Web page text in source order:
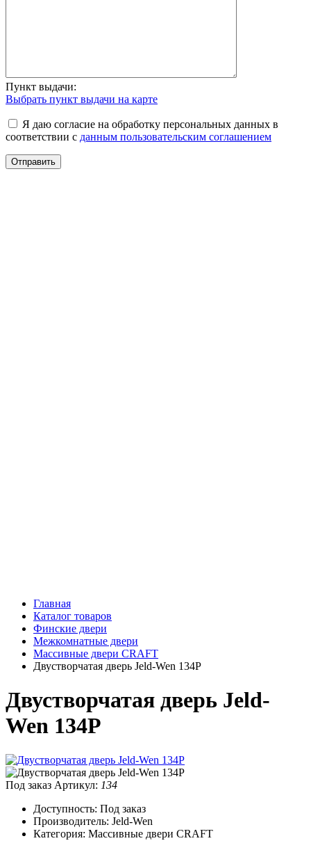
Пункт выдачи:
Выбрать пункт выдачи на карте
Я даю согласие на обработку персональных данных в
соответствии с данным пользовательским соглашением
Отправить
Главная
Каталог товаров
Финские двери
Межкомнатные двери
Массивные двери CRAFT
Двустворчатая дверь Jeld-Wen 134P
Двустворчатая дверь Jeld-
Wen 134P
Под заказ Артикул: 134
Доступность: Под заказ
Производитель: Jeld-Wen
Категория: Массивные двери CRAFT